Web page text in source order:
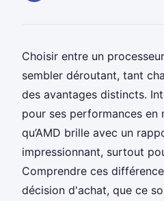
Choisir entre un
sembler déroutant, tant
des avantages distincts.
pour ses performances
qu’AMD brille avec un
impressionnant, surtout
Comprendre ces
décision d'achat, que ce